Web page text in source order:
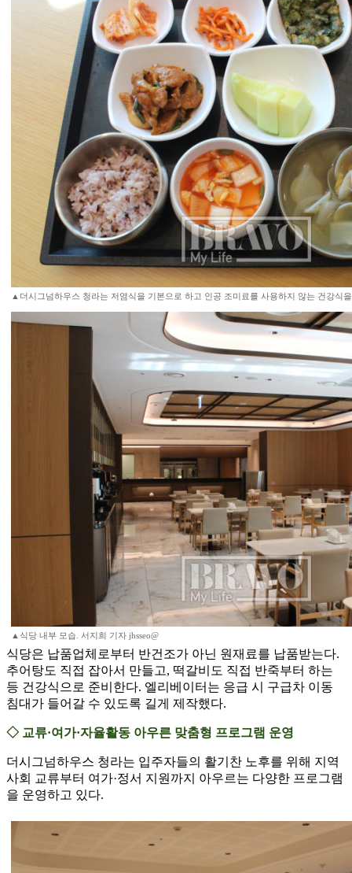
▲더시그넘하우스 청라는 저염식을 기본으로 하고 인공 조미료를 사용하지 않는 건강식
▲식당 내부 모습. 서지희 기자 jhsseo@
식당은 납품업체로부터 반건조가 아닌 원재료를 납품받는다.
추어탕도 직접 잡아서 만들고, 떡갈비도 직접 반죽부터 하는
등 건강식으로 준비한다. 엘리베이터는 응급 시 구급차 이동
침대가 들어갈 수 있도록 길게 제작했다.
◇ 교류·여가·자율활동 아우른 맞춤형 프로그램 운영
더시그넘하우스 청라는 입주자들의 활기찬 노후를 위해 지역
사회 교류부터 여가·정서 지원까지 아우르는 다양한 프로그램
을 운영하고 있다.